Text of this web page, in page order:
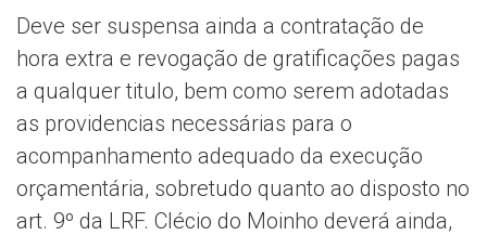
Deve ser suspensa ainda a contratação de
hora extra e revogação de gratificações pagas
a qualquer titulo, bem como serem adotadas
as providencias necessárias para o
acompanhamento adequado da execução
orçamentária, sobretudo quanto ao disposto no
art. 9º da LRF. Clécio do Moinho deverá ainda,